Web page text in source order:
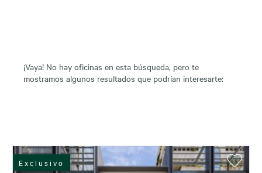
¡Vaya! No hay oficinas en esta búsqueda, pero te
mostramos algunos resultados que podrían interesarte:
Exclusivo